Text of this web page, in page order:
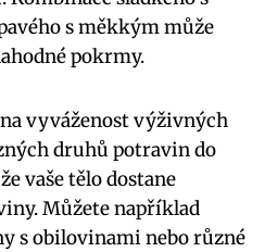
s měkkým může
pokrmy.
vyváženost výživných
druhů potravin do
vaše tělo dostane
Můžete například
s obilovinami nebo různé